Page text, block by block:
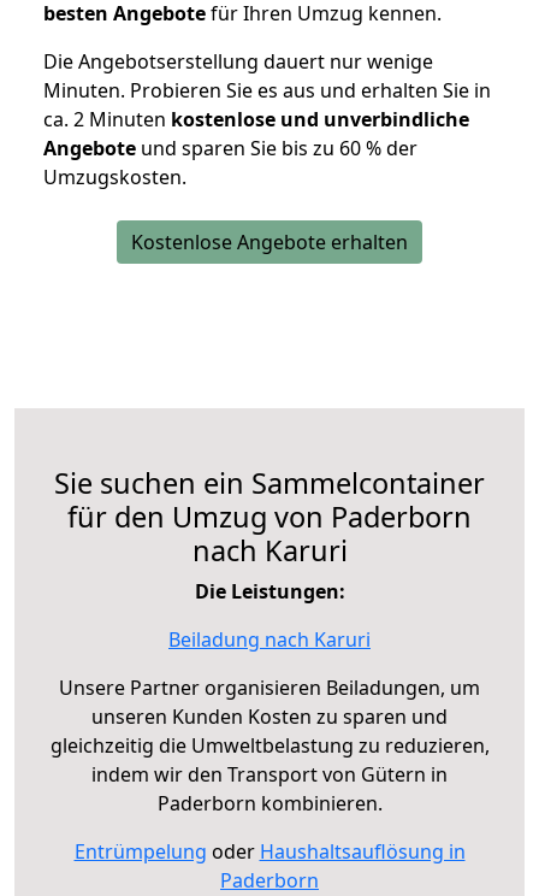
besten Angebotefür Ihren Umzug kennen.
Die Angebotserstellung dauert nur wenige
Minuten. Probieren Sie es aus und erhalten Sie in
ca. 2 Minuten kostenlose und unverbindliche
Angebote und sparen Sie bis zu 60 % der
Umzugskosten.
Kostenlose Angebote erhalten
Sie suchen ein Sammelcontainer
für den Umzug von Paderborn
nach Karuri
Die Leistungen:
Beiladung nach Karuri
Unsere Partner organisieren Beiladungen, um
unseren Kunden Kosten zu sparen und
gleichzeitig die Umweltbelastung zu reduzieren,
indem wir den Transport von Gütern in
Paderborn kombinieren.
Entrümpelung oder Haushaltsauflösung in
Paderborn